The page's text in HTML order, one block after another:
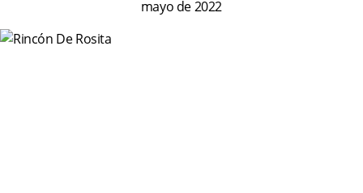
mayo de 2022